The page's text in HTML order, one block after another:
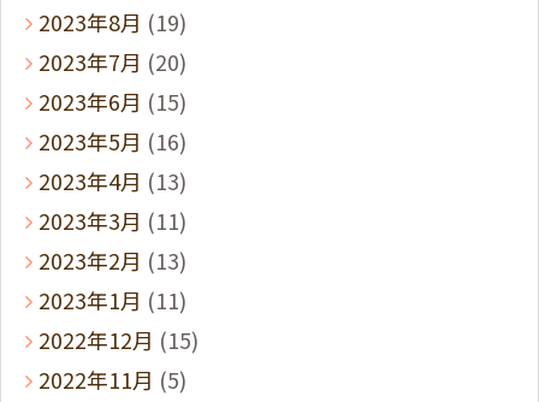
2023年8月 (19)
2023年7月 (20)
2023年6月 (15)
2023年5月 (16)
2023年4月 (13)
2023年3月 (11)
2023年2月 (13)
2023年1月 (11)
2022年12月 (15)
2022年11月 (5)